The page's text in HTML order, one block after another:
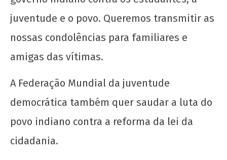
juventude e o povo. Queremos transmitir as
nossas condolências para familiares e
amigas das vítimas.
A Federação Mundial da juventude
democrática também quer saudar a luta do
povo indiano contra a reforma da lei da
cidadania.